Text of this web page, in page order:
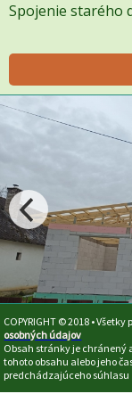
Spojenie starého
COPYRIGHT © 2018 •
osobných údajov
Obsah stránky je chránený
tohoto obsahu alebo jeho
predchádzajúceho súhlasu